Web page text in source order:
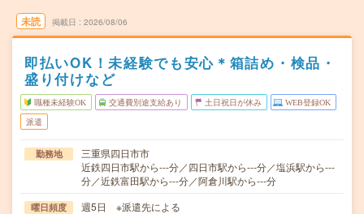
未読 掲載日 2026/08/06
即払いOK！未経験でも安心＊箱詰め・検品・
盛り付けなど
職種未経験OK 交通費別途支給あり 土日祝日が休み WEB登録OK
派遣
勤務地
三重県四日市市
近鉄四日市駅から---分／四日市駅から---分／塩浜駅から---
分／近鉄富田駅から---分／阿倉川駅から---分
曜日頻度 週5日 ※派遣先による